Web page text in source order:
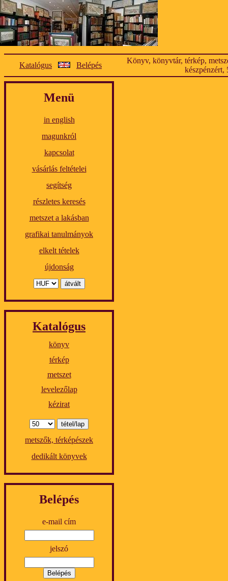
Katalógus Belépés
Könyv, könyvtár, térkép,
készpénzért,
Menü
in english
magunkról
kapcsolat
vásárlás feltételei
segítség
részletes keresés
metszet a lakásban
grafikai tanulmányok
elkelt tételek
újdonság
Katalógus
könyv
térkép
metszet
levelezőlap
kézirat
metszők, térképészek
dedikált könyvek
Belépés
e-mail cím
jelszó